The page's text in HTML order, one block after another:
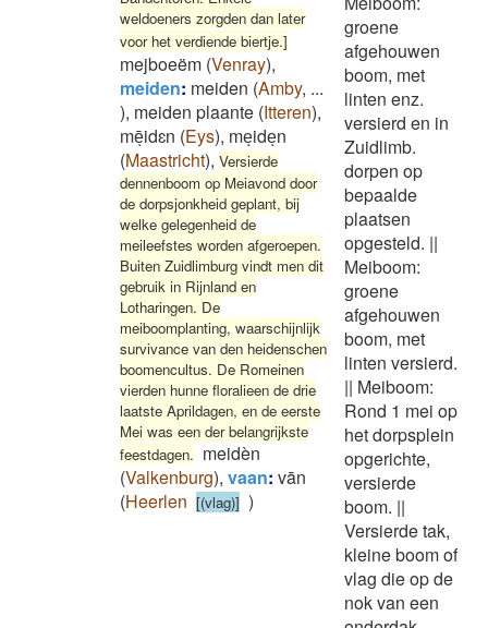
weldoeners zorgden dan later
voor het verdiende biertje.]
mejboeëm (Venray),
meiden: meiden (Amby, ...
), meiden plaante (Itteren),
mēͅidɛn (Eys), meͅideͅn
(Maastricht), Versierde
dennenboom op Meiavond door
de dorpsjonkheid geplant, bij
welke gelegenheid de
meileefstes worden afgeroepen.
Buiten Zuidlimburg vindt men dit
gebruik in Rijnland en
Lotharingen. De
meiboomplanting, waarschijnlijk
survivance van den heidenschen
boomencultus. De Romeinen
vierden hunne floralieen de drie
laatste Aprildagen, en de eerste
Mei was een der belangrijkste
feestdagen. meidèn
(Valkenburg), vaan: vān
(Heerlen [(vlag)] )
groene
afgehouwen
boom, met
linten enz.
versierd en in
Zuidlimb.
dorpen op
bepaalde
plaatsen
opgesteld. ||
Meiboom:
groene
afgehouwen
boom, met
linten versierd.
|| Meiboom:
Rond 1 mei op
het dorpsplein
opgerichte,
versierde
boom. ||
Versierde tak,
kleine boom of
vlag die op de
nok van een